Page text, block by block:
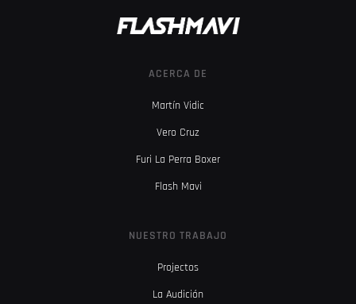
ACERCA DE
Martín Vidic
Vero Cruz
Furi La Perra Boxer
Flash Mavi
NUESTRO TRABAJO
Projectos
La Audición